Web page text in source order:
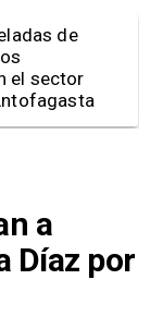
a
Díaz por
Hospitales de
no
de